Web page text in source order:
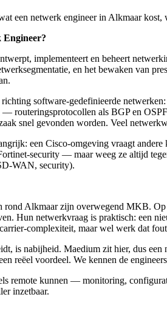
een netwerk engineer in Alkmaar
Engineer?
implementeert en beheert
en het bewaken van
software-gedefinieerde
routeringsprotocollen als BGP en
snel gevonden worden. Veel
een Cisco-omgeving vraagt
security — maar weeg ze altijd
WAN, security).
rond Alkmaar zijn overwegend MKB.
Hun netwerkvraag is praktisch: een
complexiteit, maar wel werk dat
is nabijheid. Maedium zit hier, dus
reëel voordeel. We kennen de
remote kunnen — monitoring,
inzetbaar.